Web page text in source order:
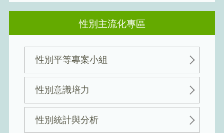
性別主流化專區
性別平等專案小組
性別意識培力
性別統計與分析